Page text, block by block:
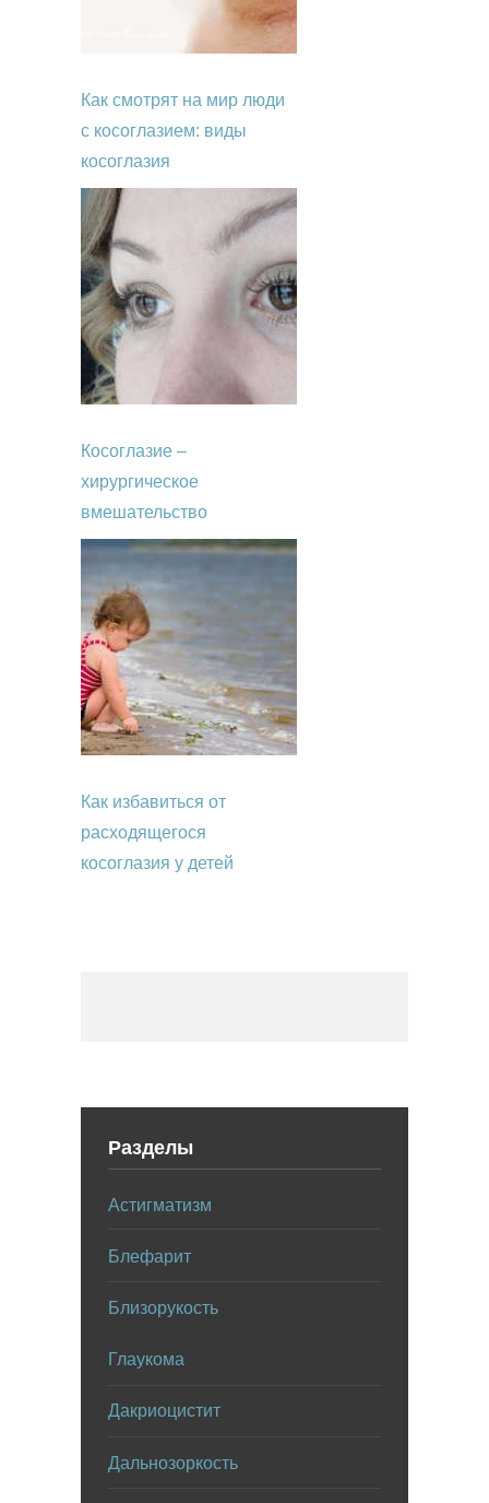
Как смотрят на мир люди
с косоглазием: виды
косоглазия
Косоглазие –
хирургическое
вмешательство
Как избавиться от
расходящегося
косоглазия у детей
Разделы
Астигматизм
Блефарит
Близорукость
Глаукома
Дакриоцистит
Дальнозоркость